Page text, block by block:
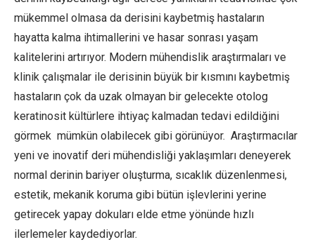
mükemmel olmasa da derisini kaybetmiş hastaların
hayatta kalma ihtimallerini ve hasar sonrası yaşam
kalitelerini artırıyor. Modern mühendislik araştırmaları ve
klinik çalışmalar ile derisinin büyük bir kısmını kaybetmiş
hastaların çok da uzak olmayan bir gelecekte otolog
keratinosit kültürlere ihtiyaç kalmadan tedavi edildiğini
görmek mümkün olabilecek gibi görünüyor. Araştırmacılar
yeni ve inovatif deri mühendisliği yaklaşımları deneyerek
normal derinin bariyer oluşturma, sıcaklık düzenlenmesi,
estetik, mekanik koruma gibi bütün işlevlerini yerine
getirecek yapay dokuları elde etme yönünde hızlı
ilerlemeler kaydediyorlar.